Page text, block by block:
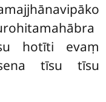
hotīti evaṃ
tīsu tīsu